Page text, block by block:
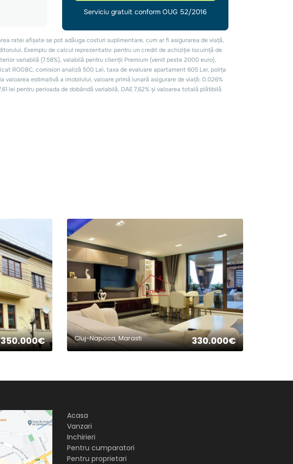
350.000€ Cluj-Napoca, Marasti 330.000€
Acasa
Vanzari
Inchirieri
Pentru cumparatori
Pentru proprietari